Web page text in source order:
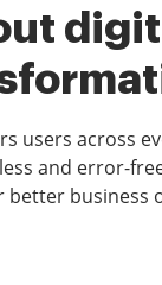
users across
and error-
better business